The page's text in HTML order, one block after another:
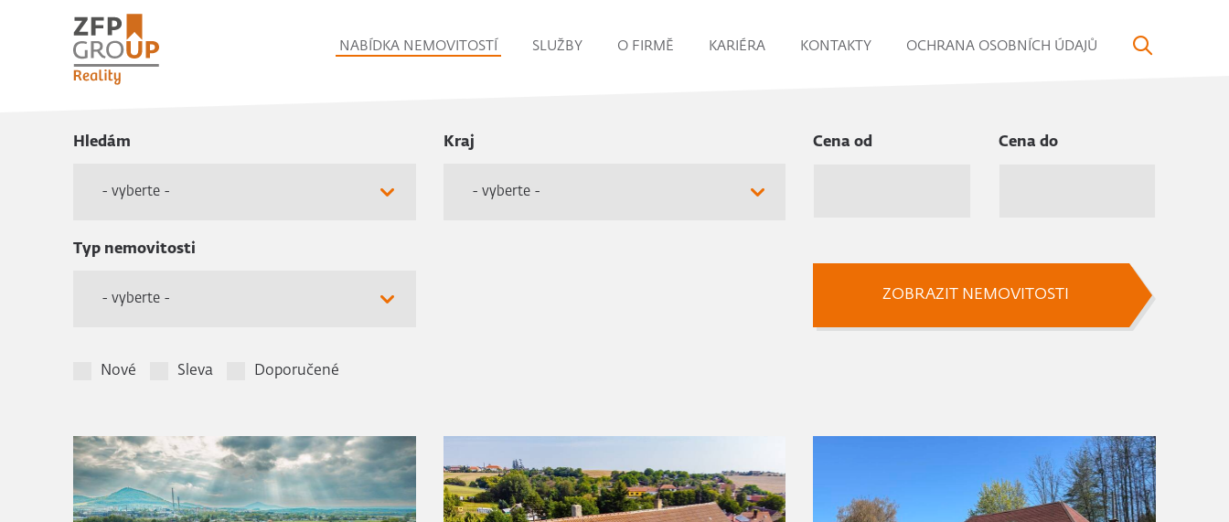
NABÍDKA NEMOVITOSTÍ SLUŽBY O FIRMĚ KARIÉRA KONTAKTY OCHRANA OSOBNÍCH ÚDAJŮ
Hledám
- vyberte -
Kraj
- vyberte -
Cena od Cena do
Typ nemovitosti
- vyberte -
Nové Sleva Doporučené
ZOBRAZIT NEMOVITOSTI